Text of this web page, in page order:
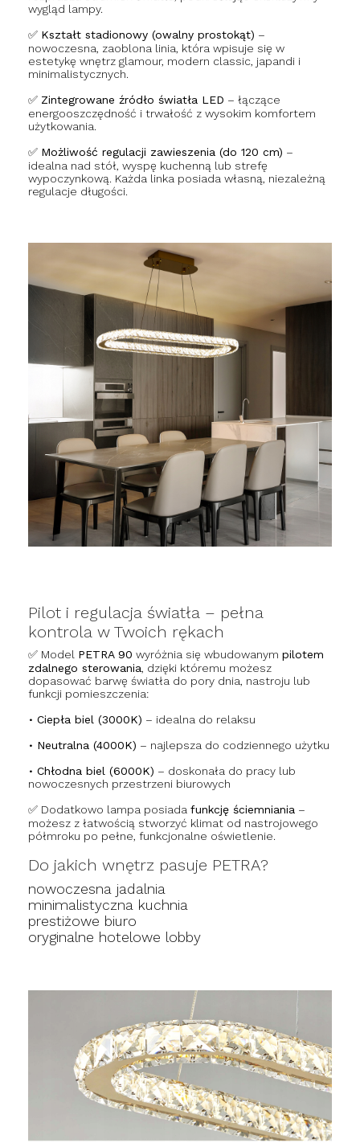
wygląd lampy.
✅ Kształt stadionowy (owalny prostokąt) –
nowoczesna, zaoblona linia, która wpisuje się w
estetykę wnętrz glamour, modern classic, japandi i
minimalistycznych.
✅ Zintegrowane źródło światła LED – łączące
energooszczędność i trwałość z wysokim komfortem
użytkowania.
✅ Możliwość regulacji zawieszenia (do 120 cm) –
idealna nad stół, wyspę kuchenną lub strefę
wypoczynkową. Każda linka posiada własną, niezależną
regulacje długości.
Pilot i regulacja światła – pełna
kontrola w Twoich rękach
✅ Model PETRA 90 wyróżnia się wbudowanym pilotem
zdalnego sterowania, dzięki któremu możesz
dopasować barwę światła do pory dnia, nastroju lub
funkcji pomieszczenia:
• Ciepła biel (3000K) – idealna do relaksu
• Neutralna (4000K) – najlepsza do codziennego użytku
• Chłodna biel (6000K) – doskonała do pracy lub
nowoczesnych przestrzeni biurowych
✅ Dodatkowo lampa posiada funkcję ściemniania –
możesz z łatwością stworzyć klimat od nastrojowego
półmroku po pełne, funkcjonalne oświetlenie.
Do jakich wnętrz pasuje PETRA?
nowoczesna jadalnia
minimalistyczna kuchnia
prestiżowe biuro
oryginalne hotelowe lobby